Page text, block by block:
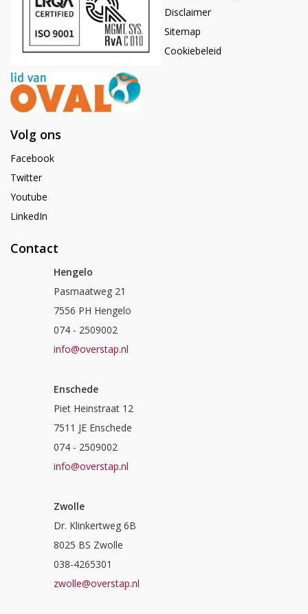
Disclaimer
Sitemap
Cookiebeleid
Volg ons
Facebook
Twitter
Youtube
LinkedIn
Contact
Hengelo
Pasmaatweg 21
7556 PH Hengelo
074 - 2509002
info@overstap.nl
Enschede
Piet Heinstraat 12
7511 JE Enschede
074 - 2509002
info@overstap.nl
Zwolle
Dr. Klinkertweg 6B
8025 BS Zwolle
038-4265301
zwolle@overstap.nl